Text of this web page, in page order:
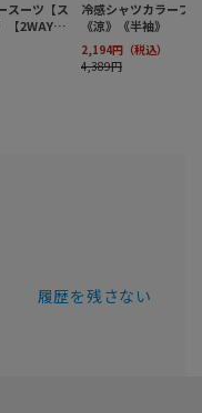
履歴を残さない